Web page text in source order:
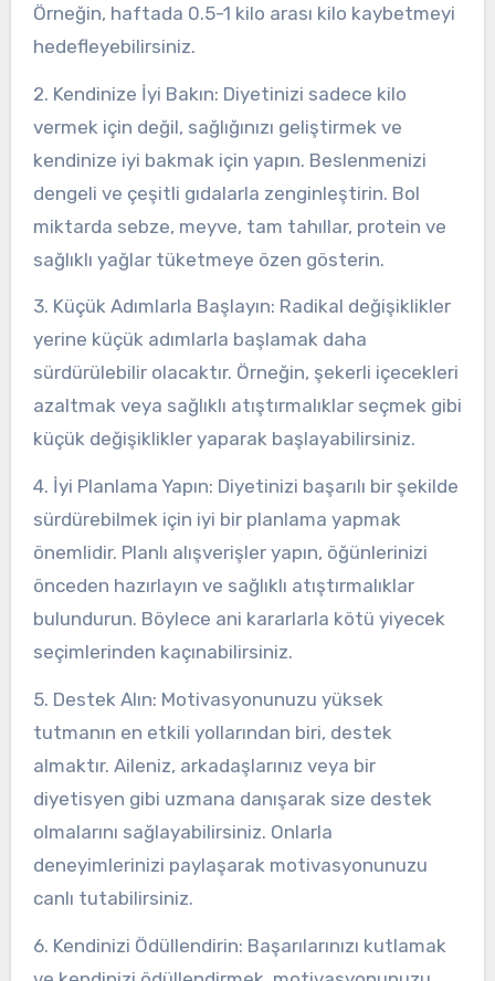
Örneğin, haftada 0.5-1 kilo arası kilo kaybetmeyi
hedefleyebilirsiniz.
2. Kendinize İyi Bakın: Diyetinizi sadece kilo
vermek için değil, sağlığınızı geliştirmek ve
kendinize iyi bakmak için yapın. Beslenmenizi
dengeli ve çeşitli gıdalarla zenginleştirin. Bol
miktarda sebze, meyve, tam tahıllar, protein ve
sağlıklı yağlar tüketmeye özen gösterin.
3. Küçük Adımlarla Başlayın: Radikal değişiklikler
yerine küçük adımlarla başlamak daha
sürdürülebilir olacaktır. Örneğin, şekerli içecekleri
azaltmak veya sağlıklı atıştırmalıklar seçmek gibi
küçük değişiklikler yaparak başlayabilirsiniz.
4. İyi Planlama Yapın: Diyetinizi başarılı bir şekilde
sürdürebilmek için iyi bir planlama yapmak
önemlidir. Planlı alışverişler yapın, öğünlerinizi
önceden hazırlayın ve sağlıklı atıştırmalıklar
bulundurun. Böylece ani kararlarla kötü yiyecek
seçimlerinden kaçınabilirsiniz.
5. Destek Alın: Motivasyonunuzu yüksek
tutmanın en etkili yollarından biri, destek
almaktır. Aileniz, arkadaşlarınız veya bir
diyetisyen gibi uzmana danışarak size destek
olmalarını sağlayabilirsiniz. Onlarla
deneyimlerinizi paylaşarak motivasyonunuzu
canlı tutabilirsiniz.
6. Kendinizi Ödüllendirin: Başarılarınızı kutlamak